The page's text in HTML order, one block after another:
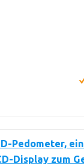
Pedometer,
Display zum